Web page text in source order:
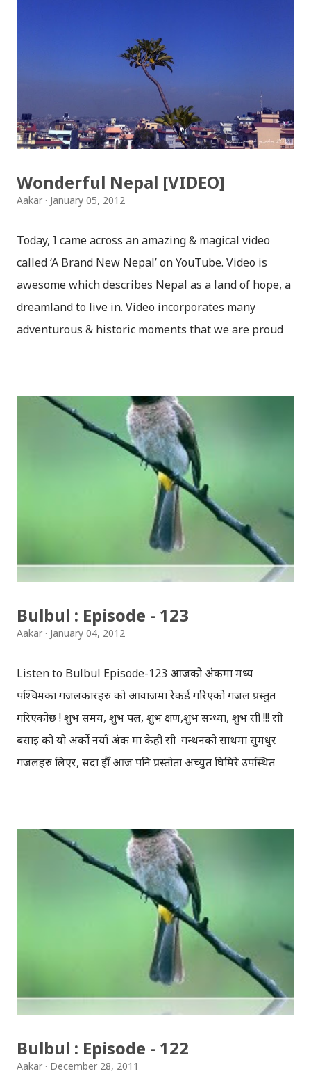
सहवासमा । " एउटा प्रेमको बिरुवा हामी रोप्छौं.....युग युग सम्म लगाएर
यो प्रीतलाई अमर गर्छौँ।" Bulbul is a Radio Program (a gajal
program). Thanks to BULBUL Team for bringing
such a wonderful program.You can directly send your
suggestion, comments & even your gajal to:
Wonderful Nepal [VIDEO]
Aakar January 05, 2012
Today, I came across an amazing & magical video
called ‘A Brand New Nepal’ on YouTube. Video is
awesome which describes Nepal as a land of hope, a
dreamland to live in. Video incorporates many
adventurous & historic moments that we are proud
across Nepali community. This video surely will give
you a goosebumps. We’ve embedded that video
below; watch it and if you like it, don’t forget to share
it with your friends. Wonderful Nepal, Natural
Nepal, Adventurous Nepal Wonderful Natural Nepal
Here’s another video about Mountain biking through
the world’s deepest valley in the shadow of the
world’s highest mountains in the Nepalese
“Katmandu, a mirror in the sky” which was filmed in
Nepal. The movie is about Laia and her trip to
Bulbul : Episode - 123
Aakar January 04, 2012
Listen to Bulbul Episode-123 आजको अंकमा मध्य
पश्चिमका गजलकारहरु को आवाजमा रेकर्ड गरिएको गजल प्रस्तुत
गरिएकोछ ! शुभ समय, शुभ पल, शुभ क्षण,शुभ सन्ध्या, शुभ रात्री !!! रात्री
बसाइ को यो अर्को नयाँ अंक मा केही रात्री गन्थनको साथमा सुमधुर
गजलहरु लिएर, सदा झैँ आज पनि प्रस्तोता अच्युत घिमिरे उपस्थित
गरेकी बुलबुल, नेपालका लागि नौलो हैन । यो सर्वव्यापी छ । गजलका
रागहरु जहाँ जहाँ अलापिन्छन्, त्यहीं त्यहीं यसको उपस्थिति रहन्छ ।
प्रेम, विरह, उत्साह, उमंग अनि थुप्रै मनका संवेगहरु बुलबुलले समेट्‍छ ।
बुलबुल सुन्न थालेपछि हामी सबै एउटा समूहमा समेटिन्छौं र बुलबुल भित्र
आफैंले आफ्‍नो नाम दिन्छौं - बुलबुललियन । हामी यहाँ एकाकार भएर
लाग्छौं, गजलको भावनात्मक सहवासमा । " एउटा प्रेमको बिरुवा हामी
रोप्छौं.....युग युग सम्म लगाएर यो प्रीतलाई अमर गर्छौँ।" Bulbul is a
Radio Program (a gajal program). Thanks to BULBUL
Team for bringing such a wonderful program.You c...
Bulbul : Episode - 122
Aakar December 28, 2011